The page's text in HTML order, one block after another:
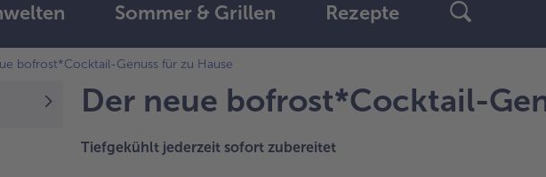
Sommer & Grillen Rezepte
bofrost*Cocktail-Genuss für zu Hause
Der neue bofrost*Cocktail-
Tiefgekühlt jederzeit sofort zubereitet